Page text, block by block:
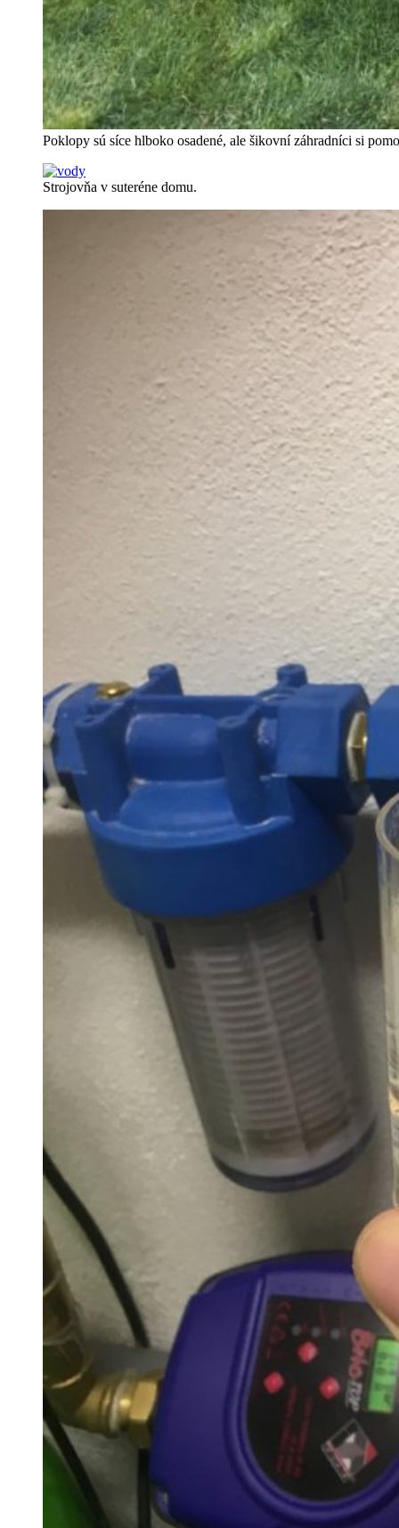
Poklopy sú síce hlboko osadené, ale šikovní záhradníci si
Strojovňa v suteréne domu.